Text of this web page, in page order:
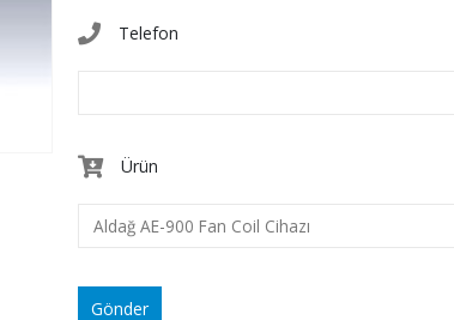
Telefon
Ürün